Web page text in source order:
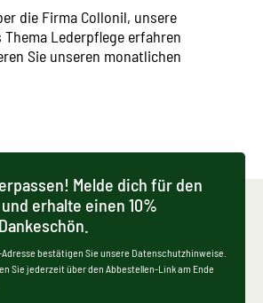
die Firma Collonil, unsere
Lederpflege erfahren
Sie unseren monatlichen
Melde dich für den
erhalte einen 10%
bestätigen Sie unsere Datenschutzhinweise.
Sie jederzeit über den Abbestellen-Link am Ende